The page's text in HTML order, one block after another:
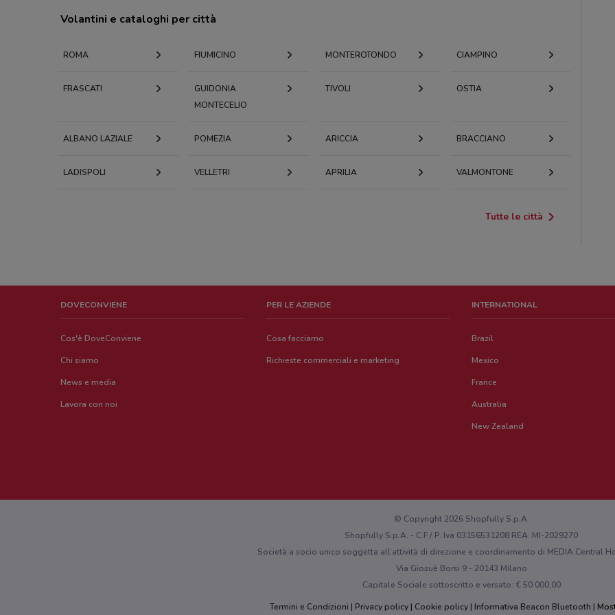
Volantini e cataloghi per città
ROMA FIUMICINO MONTEROTONDO CIAMPINO
FRASCATI
GUIDONIA
MONTECELIO
TIVOLI OSTIA
ALBANO LAZIALE POMEZIA ARICCIA BRACCIANO
LADISPOLI VELLETRI APRILIA VALMONTONE
Tutte le città
DOVECONVIENE
Cos'è DoveConviene
Chi siamo
News e media
Lavora con noi
PER LE AZIENDE
Cosa facciamo
Richieste commerciali e marketing
INTERNATIONAL
Brazil
Mexico
France
Australia
New Zealand
© Copyright 2026 Shopfully S.p.A.
Shopfully S.p.A. - C.F / P. Iva 03156531208 REA: MI-2029270
Società a socio unico soggetta all’attività di direzione e coordinamento di MEDIA Central
Via Giosuè Borsi 9 - 20143 Milano
Capitale Sociale sottoscritto e versato: € 50.000,00
Termini e Condizioni
Privacy policy Cookie policy Informativa Beacon Bluetooth